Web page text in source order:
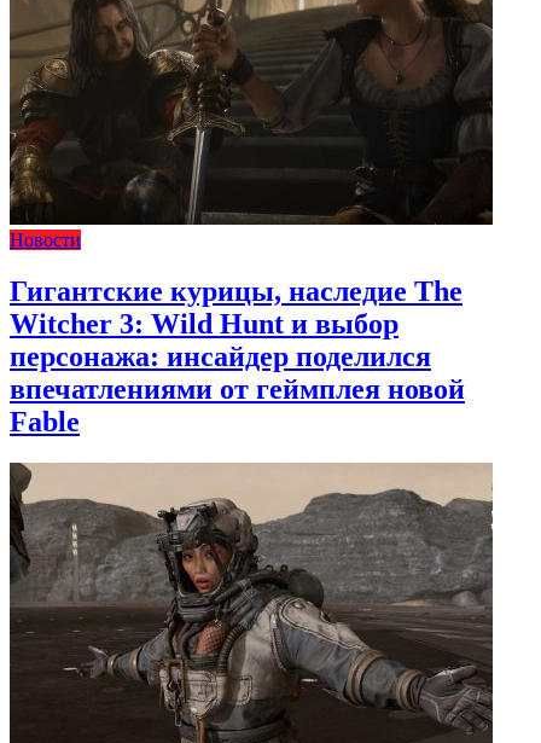
Новости
Гигантские курицы, наследие The
Witcher 3: Wild Hunt и выбор
персонажа: инсайдер поделился
впечатлениями от геймплея новой
Fable